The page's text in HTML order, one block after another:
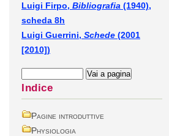
Luigi Firpo, Bibliografia (1940),
scheda 8h
Luigi Guerrini, Schede (2001
[2010])
Indice
Pagine introduttive
Physiologia